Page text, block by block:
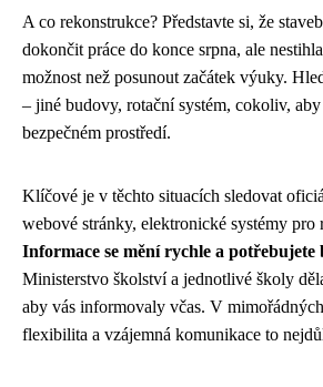
A co rekonstrukce? Představte si, že
dokončit práce do konce srpna, ale
možnost než posunout začátek výuky.
– jiné budovy, rotační systém, cokoliv,
bezpečném prostředí.
Klíčové je v těchto situacích sledovat
webové stránky, elektronické systémy pro
Informace se mění rychle a potřebujete
Ministerstvo školství a jednotlivé školy
aby vás informovaly včas. V
flexibilita a vzájemná komunikace to